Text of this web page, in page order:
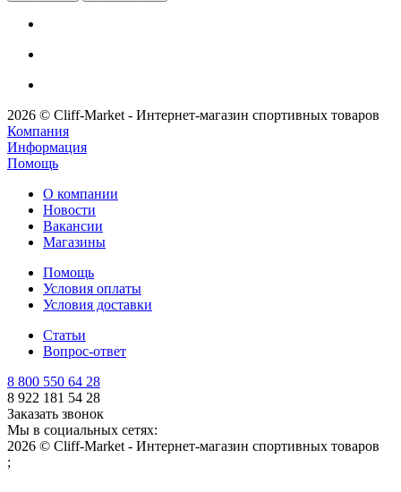
2026 © Cliff-Market - Интернет-магазин спортивных товаров
Компания
Информация
Помощь
О компании
Новости
Вакансии
Магазины
Помощь
Условия оплаты
Условия доставки
Статьи
Вопрос-ответ
8 800 550 64 28
8 922 181 54 28
Заказать звонок
Мы в социальных сетях:
2026 © Cliff-Market - Интернет-магазин спортивных товаров
;